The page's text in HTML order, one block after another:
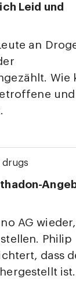
Leid und
an
Wie
und
drugs
AG wieder,
Philip
dass
ist.